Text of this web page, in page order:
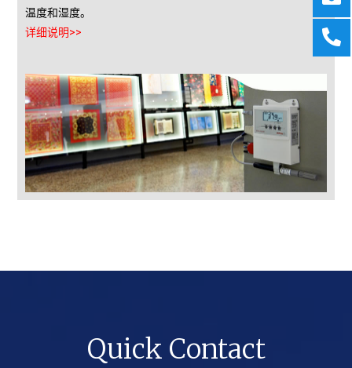
温度和湿度。
详细说明>>
Quick Contact